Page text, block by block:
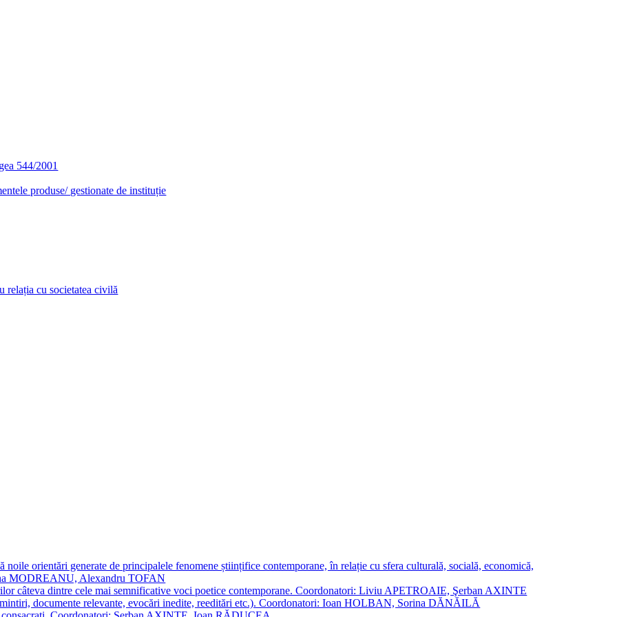
544/2001
produse/ gestionate de instituție
relația cu societatea civilă
noile orientări generate de principalele fenomene științifice contemporane, în relație cu sfera culturală, socială, economică,
MODREANU, Alexandru TOFAN
câteva dintre cele mai semnificative voci poetice contemporane. Coordonatori: Liviu APETROAIE, Şerban AXINTE
documente relevante, evocări inedite, reeditări etc.). Coordonatori: Ioan HOLBAN, Sorina DĂNĂILĂ